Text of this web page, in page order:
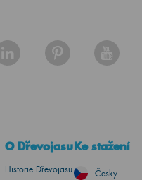
O Dřevojasu
Historie Dřevojasu
Ke stažení
Česky